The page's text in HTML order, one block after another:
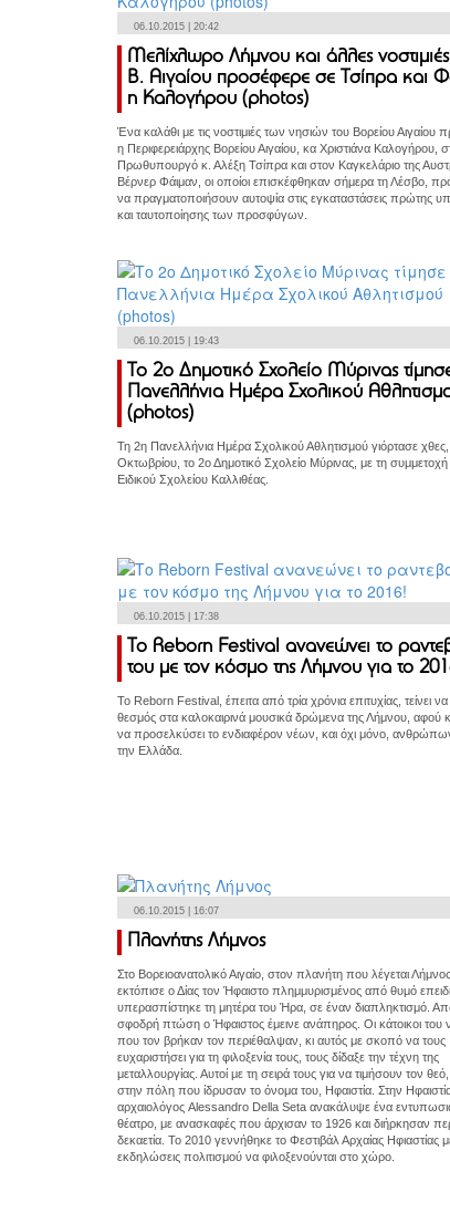
06.10.2015 | 20:42
Μελίχλωρο Λήμνου και άλλες
Β. Αιγαίου προσέφερε σε Τσίπρα και
η Καλογήρου (photos)
Ένα καλάθι με τις νοστιμιές των νησιών του Βορείου Αιγαίου
η Περιφερειάρχης Βορείου Αιγαίου, κα Χριστιάνα Καλογήρου,
Πρωθυπουργό κ. Αλέξη Τσίπρα και στον Καγκελάριο της
Βέρνερ Φάιμαν, οι οποίοι επισκέφθηκαν σήμερα τη Λέσβο,
να πραγματοποιήσουν αυτοψία στις εγκαταστάσεις πρώτης
και ταυτοποίησης των προσφύγων.
06.10.2015 | 19:43
Το 2ο Δημοτικό Σχολείο Μύρινας
Πανελλήνια Ημέρα Σχολικού
(photos)
Τη 2η Πανελλήνια Ημέρα Σχολικού Αθλητισμού γιόρτασε
Οκτωβρίου, το 2ο Δημοτικό Σχολείο Μύρινας, με τη συμμετοχή
Ειδικού Σχολείου Καλλιθέας.
06.10.2015 | 17:38
Το Reborn Festival ανανεώνει το
του με τον κόσμο της Λήμνου για το
Το Reborn Festival, έπειτα από τρία χρόνια επιτυχίας, τείνει να
θεσμός στα καλοκαιρινά μουσικά δρώμενα της Λήμνου, αφού
να προσελκύσει το ενδιαφέρον νέων, και όχι μόνο,
την Ελλάδα.
06.10.2015 | 16:07
Πλανήτης Λήμνος
Στο Βορειοανατολικό Αιγαίο, στον πλανήτη που λέγεται
εκτόπισε ο Δίας τον Ήφαιστο πλημμυρισμένος από θυμό
υπερασπίστηκε τη μητέρα του Ήρα, σε έναν διαπληκτισμό.
σφοδρή πτώση ο Ήφαιστος έμεινε ανάπηρος. Οι κάτοικοι του
που τον βρήκαν τον περιέθαλψαν, κι αυτός με σκοπό να τους
ευχαριστήσει για τη φιλοξενία τους, τους δίδαξε την τέχνη της
μεταλλουργίας. Αυτοί με τη σειρά τους για να τιμήσουν τον
στην πόλη που ίδρυσαν το όνομα του, Ηφαιστία. Στην
αρχαιολόγος Alessandro Della Seta ανακάλυψε ένα
θέατρο, με ανασκαφές που άρχισαν το 1926 και διήρκησαν
δεκαετία. Το 2010 γεννήθηκε το Φεστιβάλ Αρχαίας Ηφιαστίας
εκδηλώσεις πολιτισμού να φιλοξενούνται στο χώρο.